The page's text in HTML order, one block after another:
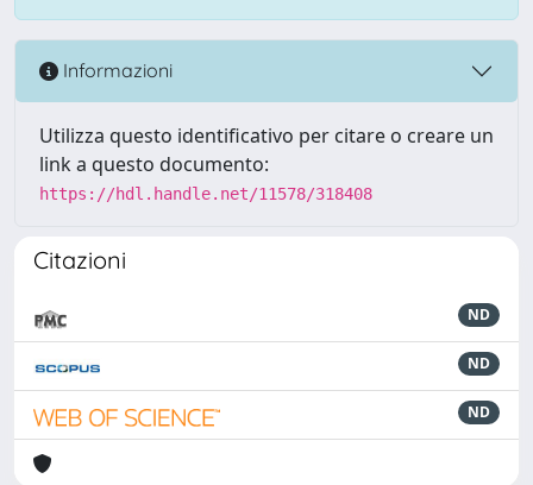
Informazioni
Utilizza questo identificativo per citare o creare un
link a questo documento:
https://hdl.handle.net/11578/318408
Citazioni
ND
ND
ND